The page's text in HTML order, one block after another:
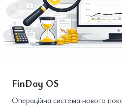
FinDay OS
Операційна система нового